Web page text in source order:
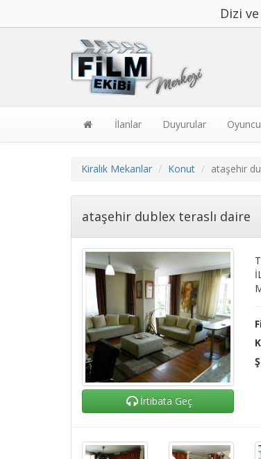
Dizi
İlanlar Duyurular
Kiralık Mekanlar Konut ataşehir
ataşehir dublex teraslı daire
İrtibata Geç